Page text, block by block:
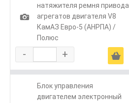
1
натяжителя ремня привода
агрегатов двигателя V8
КамАЗ Евро-5 (АНРПА) /
Полюс
- + Ä
Блок управления
двигателем электронный